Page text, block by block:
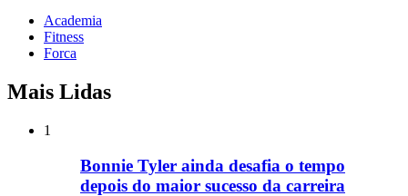
Academia
Fitness
Forca
Mais Lidas
1
Bonnie Tyler ainda desafia o tempo
depois do maior sucesso da carreira